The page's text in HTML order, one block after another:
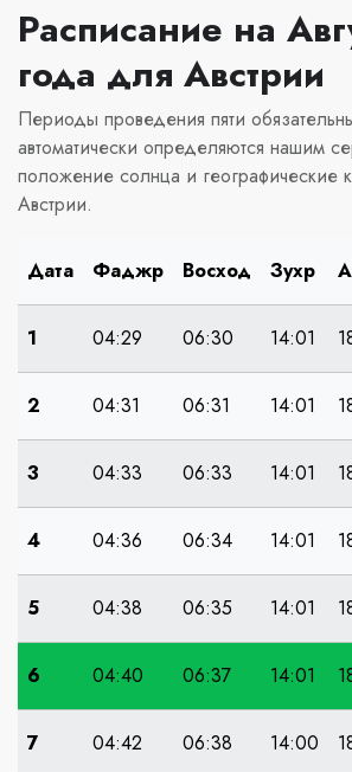
Расписание на
года для Австрии
Периоды проведения пяти
автоматически определяются нашим
положение солнца и географические
Австрии.
Дата Фаджр Восход Зухр
1 04:29 06:30 14:01
2 04:31 06:31 14:01
3 04:33 06:33 14:01
4 04:36 06:34 14:01
5 04:38 06:35 14:01
6 04:40 06:37 14:01
7 04:42 06:38 14:00